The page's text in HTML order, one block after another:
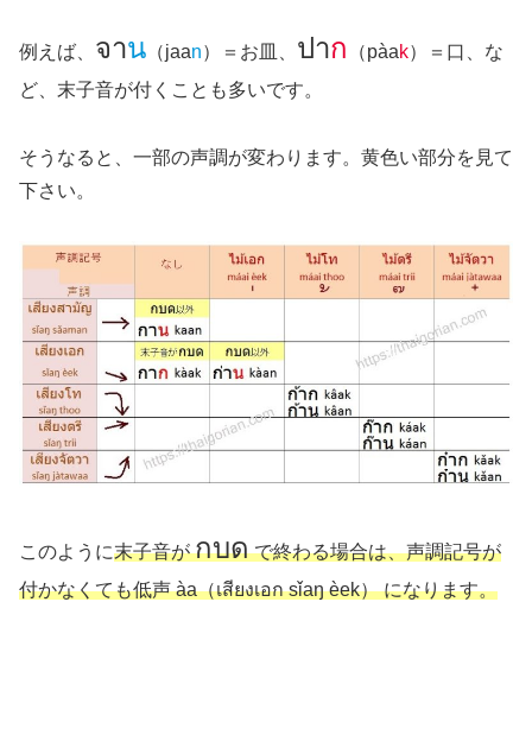
例えば、 จาน （jaan）＝お皿、 ปาก （pàak）＝口、な
ど、末子音が付くことも多いです。
そうなると、一部の声調が変わります。黄色い部分を見て
下さい。
このように末子音がกบดで終わる場合は、声調記号が
付かなくても低声 àa（เสียงเอก sǐaŋ èek） になります。